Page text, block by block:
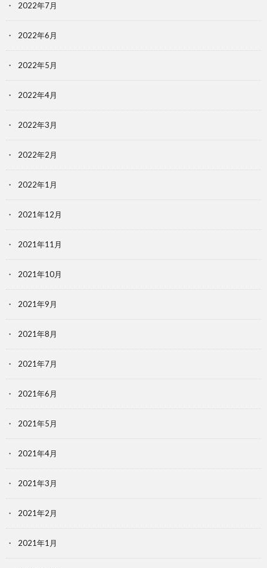
2022年7月
2022年6月
2022年5月
2022年4月
2022年3月
2022年2月
2022年1月
2021年12月
2021年11月
2021年10月
2021年9月
2021年8月
2021年7月
2021年6月
2021年5月
2021年4月
2021年3月
2021年2月
2021年1月